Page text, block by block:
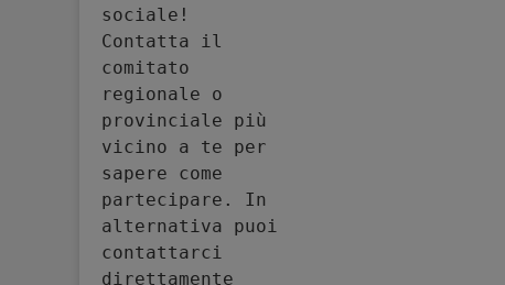
sociale!
Contatta il
comitato
regionale o
provinciale più
vicino a te per
sapere come
partecipare. In
alternativa puoi
contattarci
direttamente